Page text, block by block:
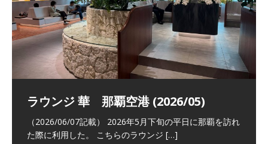
祝！日本航空・マリオットの戦略パー
トナーシップによるFOP無料付与とス
テイタスマッチ
ラウンジ 華 那覇空港 (2026/05)
（2026/06/07記載） 2026年5月下旬の平日に那覇を訪れ
た際に利用した。 こちらのラウンジ […]
The Coral Executive Lounge スワ
ンナプーム国際空港国内線ラウンジ
(2026/01)
日本航空 羽田空港国際線ファースト
クラスラウンジ (2026/01)
（2026/03/18記載） 2026年1月、毎年恒例の新年の羽田
バンコクエアウェイズ スワンナプー
ム国際空港国内線ラウンジ (2026/01)
（2026/03/13記載） 2026年1月上旬にバンコク経由でチ